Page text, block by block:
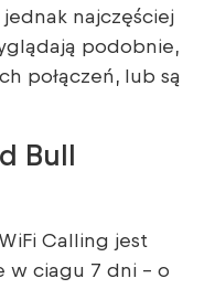
najczęściej
podobnie,
połączeń, lub są
Bull
Calling jest
w ciagu 7 dni – o